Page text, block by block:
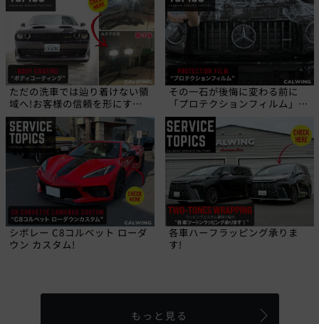
ただの洗車では辿り着けない領
域へ!お客様の信頼を形にす
る、職人の技!
その一石が後悔に変わる前に
「プロテクションフィルム」と
いう選択を!
シボレー C8コルベット ローダ
ウン カスタム!
各車ハーフラッピング承りま
す!
もっと見る